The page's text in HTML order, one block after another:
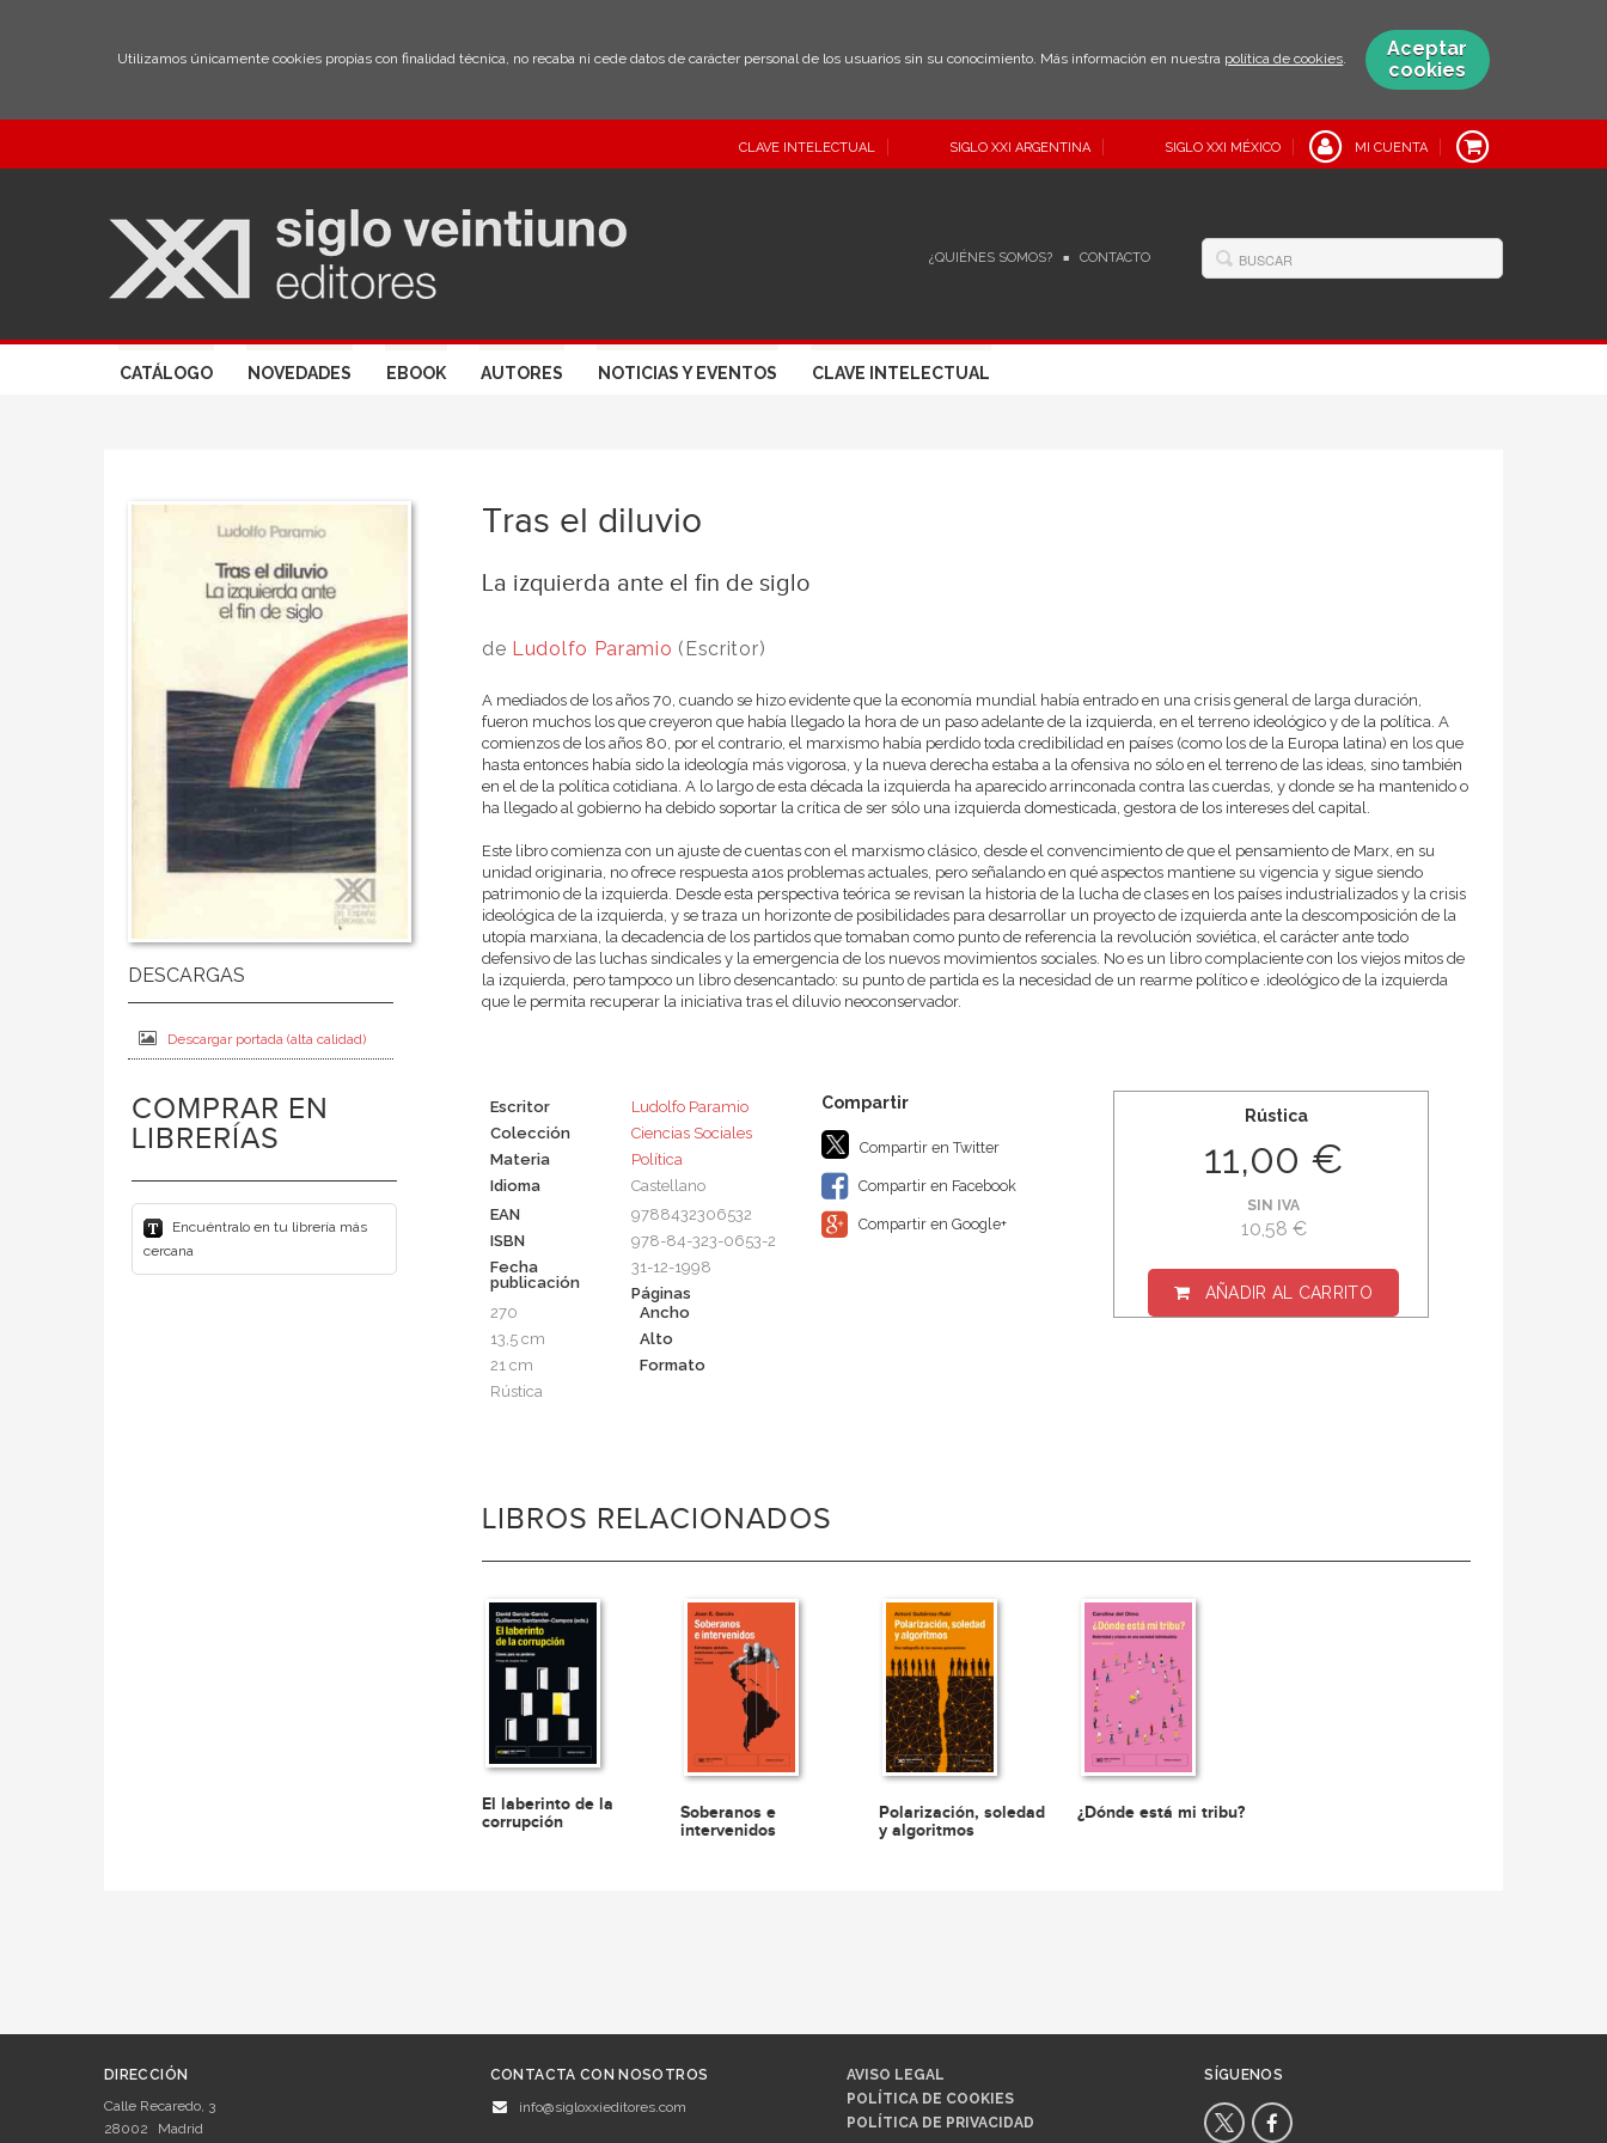
Utilizamos únicamente cookies propias con finalidad técnica, no recaba ni cede datos de carácter personal de los usuarios sin su conocimiento. Más información en nuestra política de cookies.
Aceptar
cookies
CLAVE INTELECTUAL SIGLO XXI ARGENTINA SIGLO XXI MÉXICO MI CUENTA
¿QUIÉNES SOMOS? CONTACTO
CATÁLOGO NOVEDADES EBOOK AUTORES NOTICIAS Y EVENTOS CLAVE INTELECTUAL
Descargar portada (alta calidad)
COMPRAR EN
LIBRERÍAS
Encuéntralo en tu librería más
cercana
Tras el diluvio
La izquierda ante el fin de siglo
de Ludolfo Paramio (Escritor)
A mediados de los años 70, cuando se hizo evidente que la economía mundial había entrado en una crisis general de larga duración,
fueron muchos los que creyeron que había llegado la hora de un paso adelante de la izquierda, en el terreno ideológico y de la política. A
comienzos de los años 80, por el contrario, el marxismo había perdido toda credibilidad en países (como los de la Europa latina) en los que
hasta entonces había sido la ideología más vigorosa, y la nueva derecha estaba a la ofensiva no sólo en el terreno de las ideas, sino también
en el de la política cotidiana. A lo largo de esta década la izquierda ha aparecido arrinconada contra las cuerdas, y donde se ha mantenido o
ha llegado al gobierno ha debido soportar la crítica de ser sólo una izquierda domesticada, gestora de los intereses del capital.
Este libro comienza con un ajuste de cuentas con el marxismo clásico, desde el convencimiento de que el pensamiento de Marx, en su
unidad originaria, no ofrece respuesta a1os problemas actuales, pero señalando en qué aspectos mantiene su vigencia y sigue siendo
patrimonio de la izquierda. Desde esta perspectiva teórica se revisan la historia de la lucha de clases en los países industrializados y la crisis
ideológica de la izquierda, y se traza un horizonte de posibilidades para desarrollar un proyecto de izquierda ante la descomposición de la
utopía marxiana, la decadencia de los partidos que tomaban como punto de referencia la revolución soviética, el carácter ante todo
defensivo de las luchas sindicales y la emergencia de los nuevos movimientos sociales. No es un libro complaciente con los viejos mitos de
la izquierda, pero tampoco un libro desencantado: su punto de partida es la necesidad de un rearme político e .ideológico de la izquierda
que le permita recuperar la iniciativa tras el diluvio neoconservador.
Escritor
Ludolfo Paramio
Colección
Ciencias Sociales
Materia
Política
Idioma
Castellano
EAN
9788432306532
ISBN
978-84-323-0653-2
Fecha
publicación
31-12-1998
Páginas
270
Ancho
13,5 cm
Alto
21 cm
Formato
Rústica
Compartir en Twitter
Compartir en Facebook
Compartir en Google+
Rústica
11,00 €
SIN IVA
10,58 €
AÑADIR AL CARRITO
LIBROS RELACIONADOS
El laberinto de la
corrupción
Soberanos e
intervenidos
Polarización, soledad
y algoritmos
¿Dónde está mi tribu?
DIRECCIÓN
Calle Recaredo, 3
28002
Madrid
CONTACTA CON NOSOTROS
info@sigloxxieditores.com
AVISO LEGAL
POLÍTICA DE COOKIES
POLÍTICA DE PRIVACIDAD
SÍGUENOS